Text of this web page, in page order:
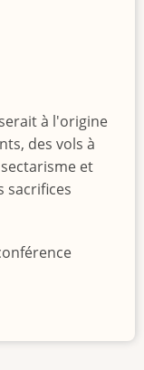
à l'origine
des vols à
et
sacrifices